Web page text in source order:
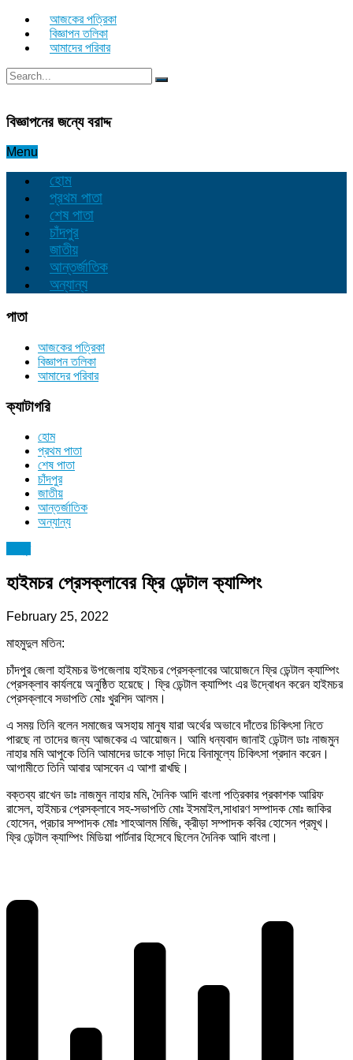
আজকের পত্রিকা
বিজ্ঞাপন তলিকা
আমাদের পরিবার
বিজ্ঞাপনের জন্যে বরাদ্দ
Menu
হোম
প্রথম পাতা
শেষ পাতা
চাঁদপুর
জাতীয়
আন্তর্জাতিক
অন্যান্য
পাতা
আজকের পত্রিকা
বিজ্ঞাপন তলিকা
আমাদের পরিবার
ক্যাটাগরি
হোম
প্রথম পাতা
শেষ পাতা
চাঁদপুর
জাতীয়
আন্তর্জাতিক
অন্যান্য
হাইমচর প্রেসক্লাবের ফ্রি ডেন্টাল ক্যাম্পিং
February 25, 2022
মাহমুদুল মতিন:
‌চাঁদপুর জেলা হাইমচর উপজেলায় হাইমচর প্রেসক্লাবের আয়োজনে ফ্রি ডেন্টাল ক্যাম্পিং
প্রেসক্লাব কার্যলয়ে অনুষ্ঠিত হয়েছে। ফ্রি ডেন্টাল ক্যাম্পিং এর উদ্বোধন করেন হাইমচর
প্রেসক্লাবে সভাপতি মোঃ খুরশিদ আলম।
এ সময় তিনি বলেন সমাজের অসহায় মানুষ যারা অর্থের অভাবে দাঁতের চিকিৎসা নিতে
পারছে না তাদের জন্য আজকের এ আয়োজন। আমি ধন্যবাদ জানাই ডেন্টাল ডাঃ নাজমুন
নাহার মমি আপুকে তিনি আমাদের ডাকে সাড়া দিয়ে বিনামূল্যে চিকিৎসা প্রদান করেন।
আগামীতে তিনি আবার আসবেন এ আশা রাখছি।
বক্তব্য রাখেন ডাঃ নাজমুন নাহার মমি, দৈনিক আদি বাংলা পত্রিকার প্রকাশক আরিফ
রাসেল, হাইমচর প্রেসক্লাবে সহ-সভাপতি মোঃ ইসমাইল,সাধারণ সম্পাদক মোঃ জাকির
হোসেন, প্রচার সম্পাদক মোঃ শাহআলম মিজি, ক্রীড়া সম্পাদক কবির হোসেন প্রমূখ।
ফ্রি ডেন্টাল ক্যাম্পিং মিডিয়া পার্টনার হিসেবে ছিলেন দৈনিক আদি বাংলা।